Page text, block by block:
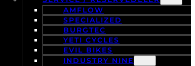
AMFLOW
SPECIALIZED
BURGTEC
YETI CYCLES
EVIL BIKES
INDUSTRY NINE